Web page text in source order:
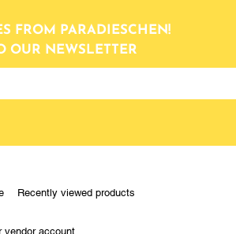
FROM PARADIESCHEN!
OUR NEWSLETTER
Recently viewed products
vendor account